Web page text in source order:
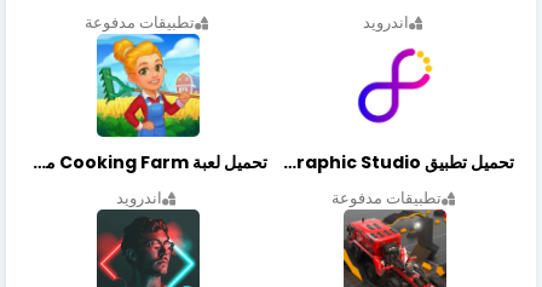
اندرويد تطبيقات مدفوعة
تحميل تطبيق Graphic Studio مهكر أخر إصدار
تطبيقات مدفوعة
تحميل لعبة Cooking Farm مهكرة أخر إصدار
اندرويد